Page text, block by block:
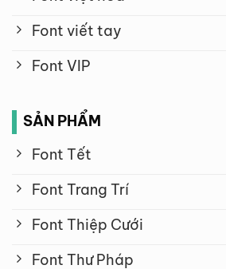
Font viết tay
Font VIP
SẢN PHẨM
Font Tết
Font Trang Trí
Font Thiệp Cưới
Font Thư Pháp